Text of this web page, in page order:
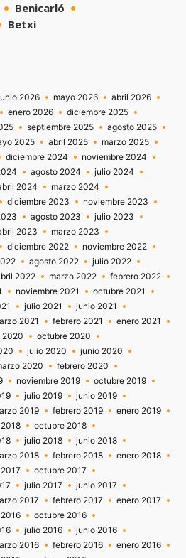
Benicarló
Betxí
2026 mayo 2026
abril 2026
enero 2026
diciembre 2025
septiembre 2025
agosto 2025
2025 abril 2025
marzo 2025
diciembre 2024
noviembre 2024
agosto 2024
julio 2024
2024
marzo 2024
diciembre 2023
noviembre 2023
agosto 2023
julio 2023
2023
marzo 2023
diciembre 2022
noviembre 2022
agosto 2022
julio 2022
2022 marzo 2022
febrero 2022
noviembre 2021
octubre 2021
julio 2021
junio 2021
2021 febrero 2021
enero 2021
2020
octubre 2020
julio 2020
junio 2020
2020
febrero 2020
noviembre 2019
octubre 2019
julio 2019
junio 2019
2019 febrero 2019
enero 2019
octubre 2018
julio 2018
junio 2018
2018 febrero 2018
enero 2018
octubre 2017
julio 2017
junio 2017
2017 febrero 2017
enero 2017
octubre 2016
julio 2016
junio 2016
2016 febrero 2016
enero 2016